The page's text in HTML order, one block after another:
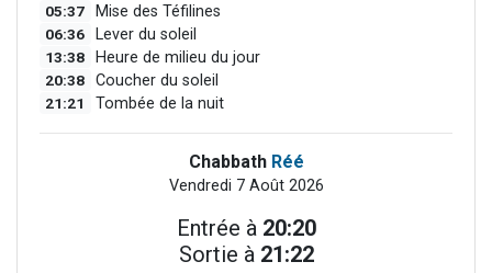
05:37 Mise des Téfilines
06:36 Lever du soleil
13:38 Heure de milieu du jour
20:38 Coucher du soleil
21:21 Tombée de la nuit
Chabbath Réé
Vendredi 7 Août 2026
Entrée à 20:20
Sortie à 21:22